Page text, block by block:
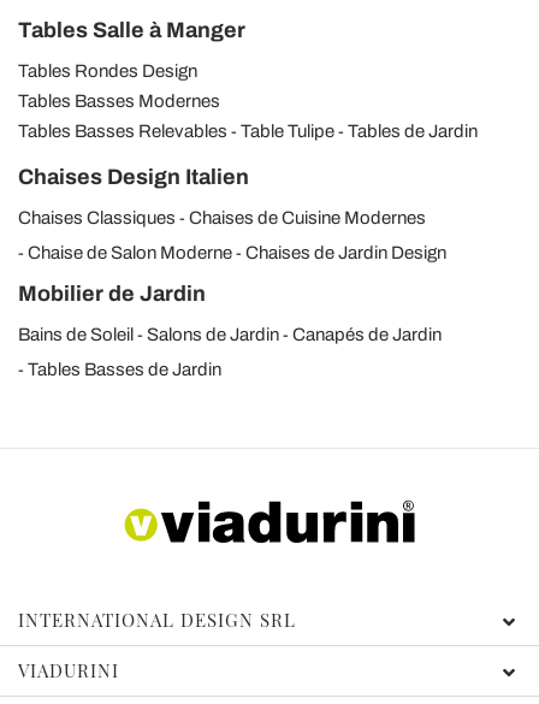
Tables Salle à Manger
Tables Rondes Design
Tables Basses Modernes
Tables Basses Relevables
Table Tulipe Tables de Jardin
Chaises Design Italien
Chaises Classiques
Chaises de Cuisine Modernes
Chaise de Salon Moderne
Chaises de Jardin Design
Mobilier de Jardin
Bains de Soleil Salons de Jardin
Canapés de Jardin
Tables Basses de Jardin
INTERNATIONAL DESIGN SRL
VIADURINI